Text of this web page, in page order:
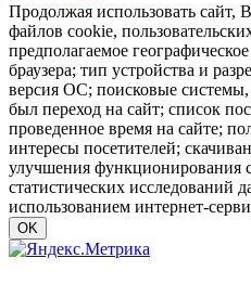
Продолжая использовать сайт,
файлов cookie,
предполагаемое
браузера; тип устройства и
версия ОС; поисковые
был переход на сайт; список
проведенное время на сайте;
интересы посетителей;
улучшения функционирования
статистических исследований
использованием интернет-
OK